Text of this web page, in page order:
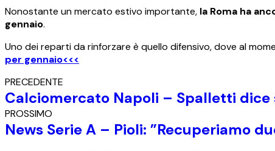
Nonostante un mercato estivo importante, la Roma ha
gennaio.
Uno dei reparti da rinforzare è quello difensivo, dove al
per gennaio<<<
PRECEDENTE
Calciomercato Napoli – Spalletti dice
PROSSIMO
News Serie A – Pioli: ”Recuperiamo